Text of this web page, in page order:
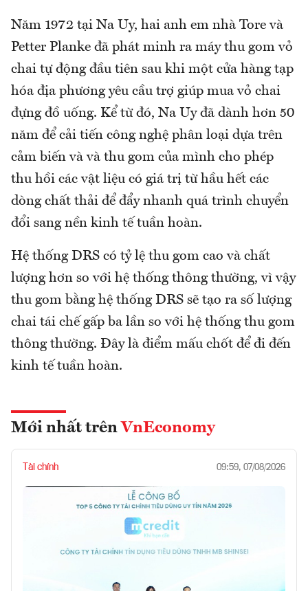
Năm 1972 tại Na Uy, hai anh em nhà Tore và
Petter Planke đã phát minh ra máy thu gom vỏ
chai tự động đầu tiên sau khi một cửa hàng tạp
hóa địa phương yêu cầu trợ giúp mua vỏ chai
đựng đồ uống. Kể từ đó, Na Uy đã dành hơn 50
năm để cải tiến công nghệ phân loại dựa trên
cảm biến và và thu gom của mình cho phép
thu hồi các vật liệu có giá trị từ hầu hết các
dòng chất thải để đẩy nhanh quá trình chuyển
đổi sang nền kinh tế tuần hoàn.
Hệ thống DRS có tỷ lệ thu gom cao và chất
lượng hơn so với hệ thống thông thường, vì vậy
thu gom bằng hệ thống DRS sẽ tạo ra số lượng
chai tái chế gấp ba lần so với hệ thống thu gom
thông thường. Đây là điểm mấu chốt để đi đến
kinh tế tuần hoàn.
Mới nhất trên VnEconomy
Tài chính 09:59, 07/08/2026